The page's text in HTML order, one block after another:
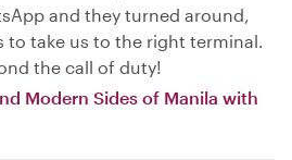
and they turned around,
to take us to the right terminal.
the call of duty!
Modern Sides of Manila with